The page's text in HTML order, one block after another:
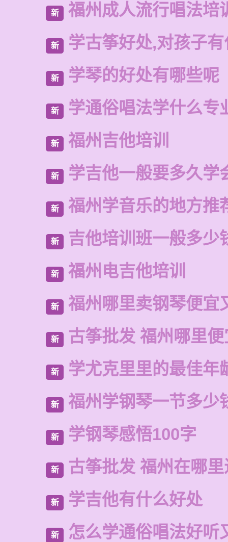
新 福州成人流行唱法培
新 学古筝好处,对孩子
新 学琴的好处有哪些呢
新 学通俗唱法学什么专
新 福州吉他培训
新 学吉他一般要多久学
新 福州学音乐的地方推
新 吉他培训班一般多少
新 福州电吉他培训
新 福州哪里卖钢琴便宜
新 古筝批发 福州哪里
新 学尤克里里的最佳年
新 福州学钢琴一节多少
新 学钢琴感悟100字
新 古筝批发 福州在哪
新 学吉他有什么好处
新 怎么学通俗唱法好听